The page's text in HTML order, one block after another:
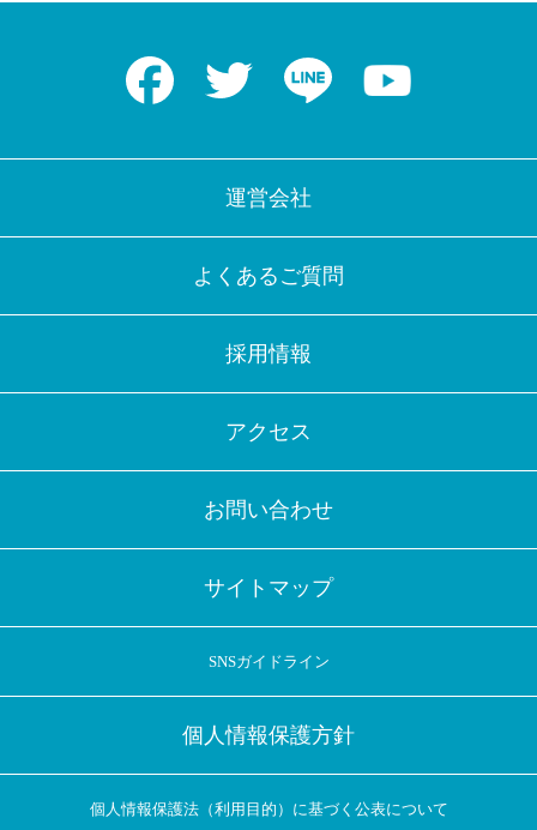
Facebook Twitter LINE
運営会社
よくあるご質問
採用情報
アクセス
お問い合わせ
サイトマップ
SNSガイドライン
個人情報保護方針
個人情報保護法（利用目的）に基づく公表について